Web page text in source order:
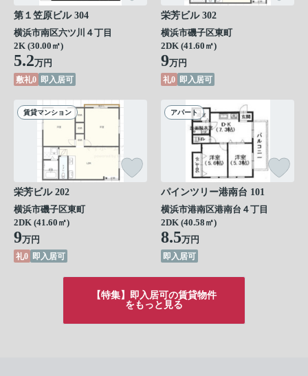
第１笠原ビル 304
横浜市南区六ツ川４丁目
2K (30.00㎡)
5.2万円
敷礼0 即入居可
栄芳ビル 302
横浜市磯子区東町
2DK (41.60㎡)
9万円
礼0 即入居可
賃貸マンション
栄芳ビル 202
横浜市磯子区東町
2DK (41.60㎡)
9万円
礼0 即入居可
アパート
パインツリー港南台 101
横浜市港南区港南台４丁目
2DK (40.58㎡)
8.5万円
即入居可
【特集】即入居可の賃貸物件
をもっと見る